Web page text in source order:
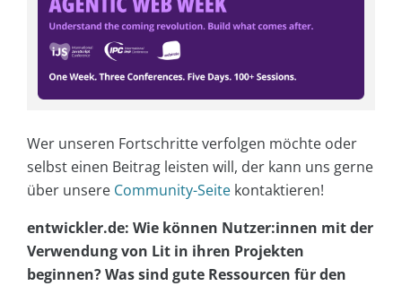
Wer unseren Fortschritte verfolgen möchte oder
selbst einen Beitrag leisten will, der kann uns gerne
über unsere Community-Seite kontaktieren!
entwickler.de: Wie können Nutzer:innen mit der
Verwendung von Lit in ihren Projekten
beginnen? Was sind gute Ressourcen für den